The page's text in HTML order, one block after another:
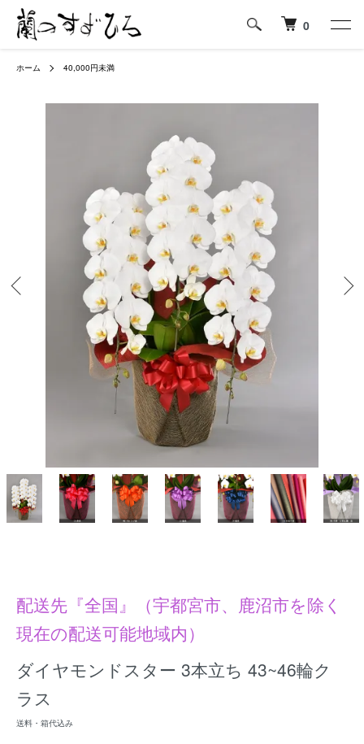
0
ホーム 40,000円未満
配送先『全国』（宇都宮市、鹿沼市を除く
現在の配送可能地域内）
ダイヤモンドスター 3本立ち 43~46輪ク
ラス
送料・箱代込み